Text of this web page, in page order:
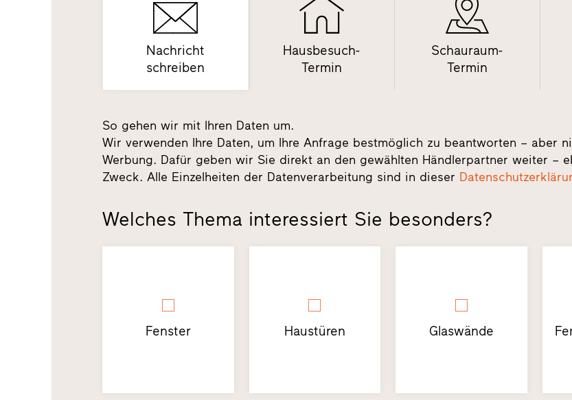
Nachricht
schreiben
Hausbesuch-
Termin
Schauraum-
Termin
So gehen wir mit Ihren Daten um.
Wir verwenden Ihre Daten, um Ihre Anfrage bestmöglich zu beantworten – aber
Werbung. Dafür geben wir Sie direkt an den gewählten Händlerpartner weiter –
Zweck. Alle Einzelheiten der Datenverarbeitung sind in dieser
Welches Thema interessiert Sie besonders?
Fenster Haustüren Glaswände